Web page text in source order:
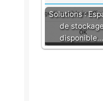
Solutions :
de
disponible…